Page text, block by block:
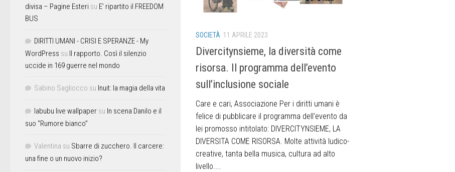
SOCIETÀ 11 APRILE 2023
Divercitynsieme, la diversità come
risorsa. Il programma dell’evento
sull’inclusione sociale
Care e cari, Associazione Per i diritti umani è
felice di pubblicare il programma dell’evento da
lei promosso intitolato: DIVERCITYNSIEME, LA
DIVERSITA COME RISORSA. Molte attività ludico-
creative, tanta bella musica, cultura ad alto
livello....
divisa – Pagine Esteri su E’ ripartito il FREEDOM
BUS
DIRITTI UMANI - CRISI E SPERANZE - My
WordPress su Il rapporto. Così il silenzio
uccide in 169 guerre nel mondo
Sabino Sagliocco su Inuit: la magia della vita
labubu live wallpaper su In scena Danilo e il
suo “Rumore bianco”
Valentina su Sbarre di zucchero. Il carcere:
una fine o un nuovo inizio?